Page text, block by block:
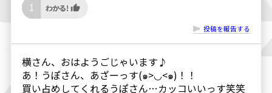
1
投稿を報告する
横さん、おはようごじゃいます♪
あ！うぽさん、あざーっす(๑>◡<๑)！！
買い占めしてくれるうぽさん…カッコいいっす笑笑